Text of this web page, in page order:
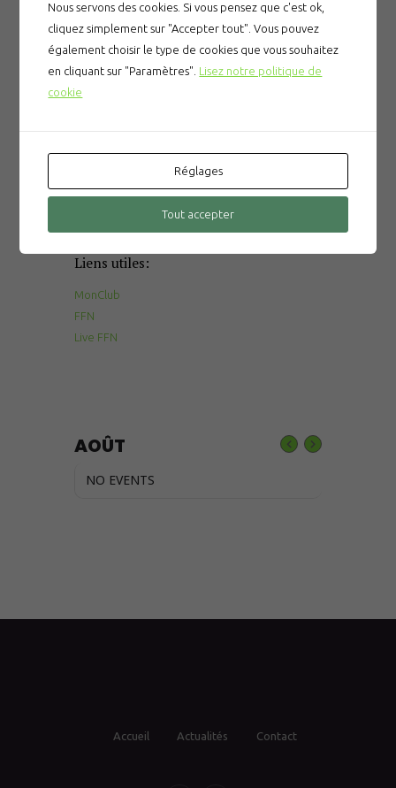
Articles récents
Le gala du CNPM
La tombola du CNPM
Liens utiles:
MonClub
FFN
Live FFN
AOÛT
NO EVENTS
Accueil Actualités Contact
Nous servons des cookies. Si vous pensez que c'est ok,
cliquez simplement sur "Accepter tout". Vous pouvez
également choisir le type de cookies que vous souhaitez
en cliquant sur "Paramètres". Lisez notre politique de
cookie
Réglages
Tout accepter